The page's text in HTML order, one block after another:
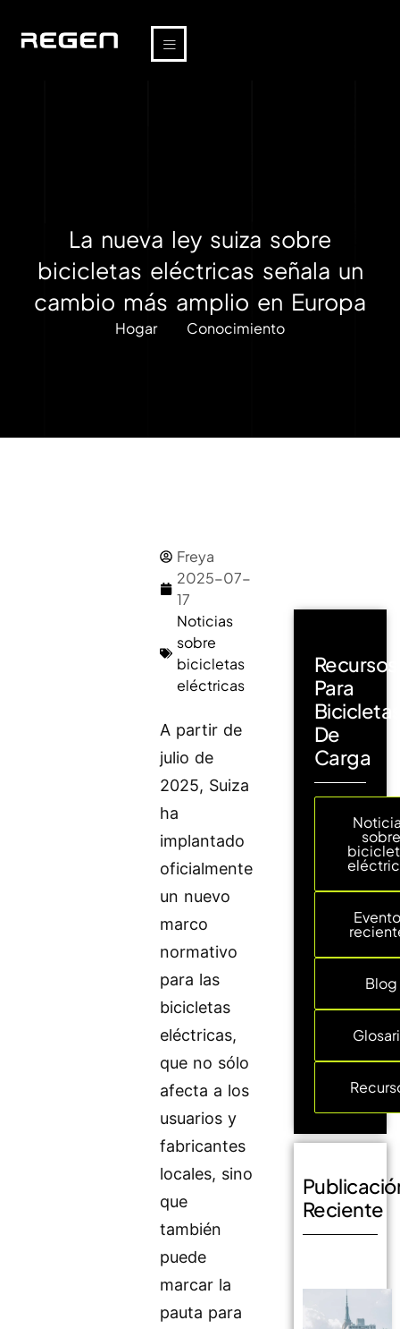
La nueva ley suiza sobre
bicicletas eléctricas señala un
cambio más amplio en Europa
Hogar Conocimiento
Freya
2025-07-
17
Noticias
sobre
bicicletas
eléctricas
A partir de
julio de
2025, Suiza
ha
implantado
oficialmente
un nuevo
marco
normativo
para las
bicicletas
eléctricas,
que no sólo
afecta a los
usuarios y
fabricantes
locales, sino
que
también
puede
marcar la
pauta para
Recursos
Para
De
Carga
sobre
Blog
Reciente